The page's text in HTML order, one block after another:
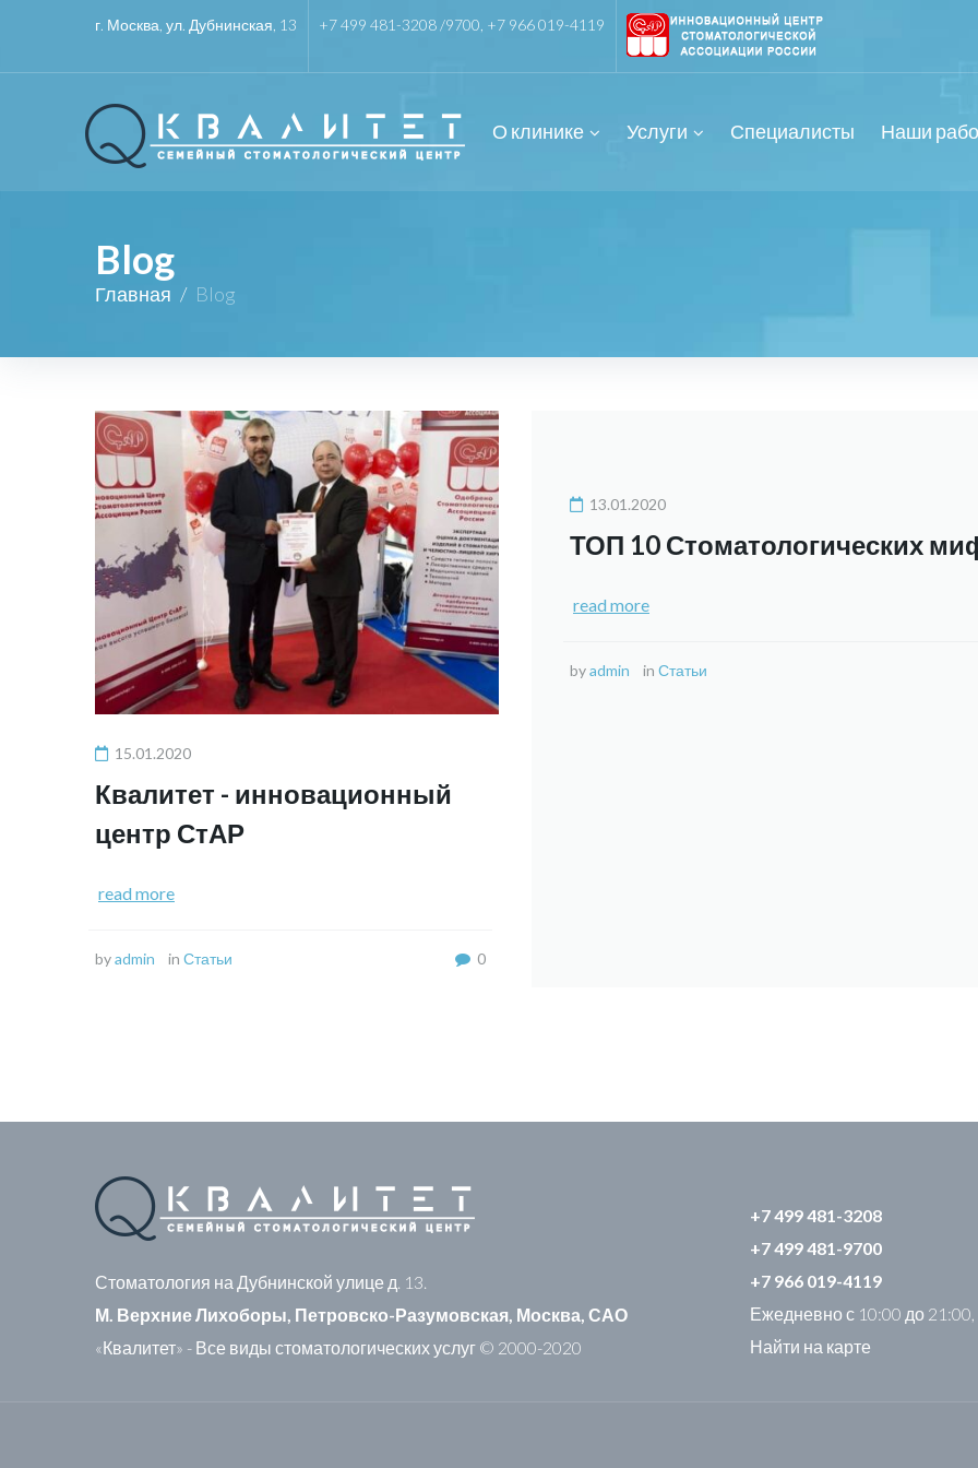
г. Москва, ул. Дубнинская, 13 +7 499 481-3208 /9700 +7 966 019-4119
О клинике Услуги Специалисты Наши
Blog
Главная / Blog
15.01.2020
Квалитет - инновационный
центр СтАР
read more
byadmin in Статьи 0
13.01.2020
ТОП 10 Стоматологических
read more
byadmin in Статьи
Стоматология на Дубнинской улице д. 13.
М. Верхние Лихоборы, Петровско-Разумовская, Москва, САО
«Квалитет» - Все виды стоматологических услуг © 2000-2020
+7 499 481-3208
+7 499 481-9700
+7 966 019-4119
Ежедневно с 10:00 до
Найти на карте